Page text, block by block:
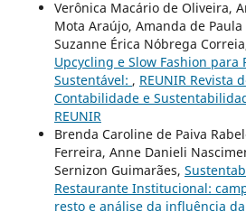
Verônica Macário de Oliveira,
Mota Araújo, Amanda de
Suzanne Érica Nóbrega
Upcycling e Slow Fashion para
Sustentável: , REUNIR Revista
Contabilidade e
REUNIR
Brenda Caroline de Paiva
Ferreira, Anne Danieli
Sernizon Guimarães,
Restaurante Institucional:
resto e análise da influência